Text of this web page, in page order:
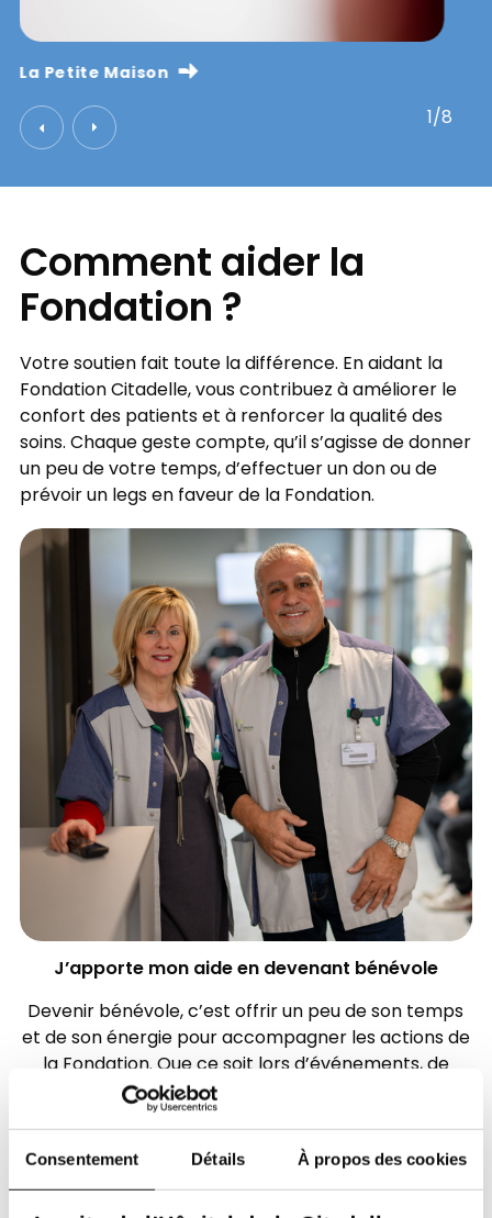
Consentement Détails À propos des cookies
La Petite Maison
1/8
Comment aider la
Fondation ?
Votre soutien fait toute la différence. En aidant la
Fondation Citadelle, vous contribuez à améliorer le
confort des patients et à renforcer la qualité des
soins. Chaque geste compte, qu’il s’agisse de donner
un peu de votre temps, d’effectuer un don ou de
prévoir un legs en faveur de la Fondation.
J’apporte mon aide en devenant bénévole
Devenir bénévole, c’est offrir un peu de son temps
et de son énergie pour accompagner les actions de
la Fondation. Que ce soit lors d’événements, de
campagnes de sensibilisation ou dans l’organisation
de projets, votre engagement apporte une aide
précieuse et humaine.